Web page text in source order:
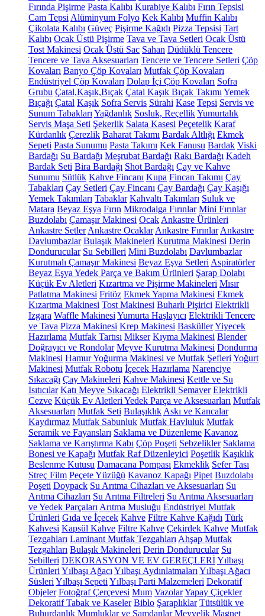
Fırında Pişirme Pasta Kalıbı Kurabiye Kalıbı Fırın Tepsisi
Cam Tepsi Alüminyum Folyo Kek Kalıbı Muffin Kalıbı
Çikolata Kalıbı Güveç Pişirme Kağıdı Pizza Tepsisi Tart
Kalıbı Ocak Üstü Pişirme Tava ve Tava Setleri Ocak Üstü
Tost Makinesi Ocak Üstü Sac Sahan Düdüklü Tencere
Tencere ve Tava Aksesuarları Tencere ve Tencere Setleri Çöp
Kovaları Banyo Çöp Kovaları Mutfak Çöp Kovaları
Endüstriyel Çöp Kovaları Dolap İçi Çöp Kovaları Sofra
Grubu Çatal,Kaşık,Bıçak Çatal Kaşık Bıçak Takımı Yemek
Bıçağı Çatal Kaşık Sofra Servis Sürahi Kase Tepsi Servis ve
Sunum Tabakları Yağdanlık Sosluk, ReçellikYumurtalık
Servis Maşa Seti Şekerlik Salata Kasesi Peçetelik Karaf
Kürdanlık Çerezlik Baharat Takımı Bardak Altlığı Ekmek
Sepeti Pasta Sunumu Pasta Takımı Kek Fanusu Bardak Viski
Bardağı Su Bardağı Meşrubat Bardağı Rakı Bardağı Kadeh
Bardak Seti Bira Bardağı Shot Bardağı Çay ve Kahve
Sunumu Sütlük Kahve Fincanı Kupa Fincan Takımı Çay
Tabakları Çay Setleri Çay Fincanı Çay Bardağı Çay Kaşığı
Yemek Takımları Tabaklar Kahvaltı Takımları Suluk ve
Matara Beyaz Eşya Fırın Mikrodalga Fırınlar Mini Fırınlar
Buzdolabı Çamaşır Makinesi Ocak Ankastre Ürünleri
Ankastre Setler Ankastre Ocaklar Ankastre Fırınlar Ankastre
Davlumbazlar Bulaşık Makineleri Kurutma Makinesi Derin
Dondurucular Su Sebilleri Mini Buzdolabı Davlumbazlar
Kurutmalı Çamaşır Makinesi Beyaz Eşya Setleri Aspiratörler
Beyaz Eşya Yedek Parça ve Bakım Ürünleri Şarap Dolabı
Küçük Ev Aletleri Kızartma ve Pişirme Makineleri Mısır
Patlatma Makinesi Fritöz Ekmek Yapma Makinesi Ekmek
Kızartma Makinesi Tost Makinesi Buharlı Pişirici Elektrikli
Izgara Waffle Makinesi Yumurta Haşlayıcı Elektrikli Tencere
ve Tava Pizza Makinesi Krep Makinesi BasküllerYiyecek
Hazırlama Mutfak Tartısı Mikser Kıyma Makinesi Blender
Doğrayıcı ve Rondolar Meyve Kurutma Makinesi Dondurma
Makinesi Hamur Yoğurma Makinesi ve Mutfak Şefleri Yoğurt
Makinesi Mutfak Robotu İçecek Hazırlama Narenciye
Sıkacağı Çay Makineleri Kahve Makinesi Kettle ve Su
Isıtıcılar Katı Meyve Sıkacağı Elektrikli Semaver Elektrikli
Cezve Küçük Ev Aletleri Yedek Parça ve Aksesuarları Mutfak
Aksesuarları Mutfak Seti Bulaşıklık Askı ve Kancalar
Kaydırmaz Mutfak Sabunluk Mutfak Havluluk Mutfak
Seramik ve Fayansları Saklama ve Düzenleme Kavanoz
Saklama ve Karıştırma Kabı Çöp Poşeti Sebzelikler Saklama
Bonesi ve Kapağı Mutfak Raf Düzenleyici Poşetlik Kaşıklık
Beslenme Kutusu Damacana Pompası Ekmeklik Sefer Tası
Streç Film Peçete Yüzüğü Kavanoz Kapağı Pipet Buzdolabı
Poşeti Doypack Su Arıtma Cihazları ve Aksesuarları Su
Arıtma Cihazları Su Arıtma Filtreleri Su Arıtma Aksesuarları
ve Yedek Parçaları Arıtma Musluğu Endüstriyel Mutfak
Ürünleri Gıda ve İçecek Kahve Filtre Kahve Kağıdı Türk
Kahvesi Kapsül Kahve Filtre Kahve Çekirdek Kahve Mutfak
Tezgahları Laminant Mutfak Tezgahları Ahşap Mutfak
Tezgahları Bulaşık Makineleri Derin Dondurucular Su
Sebilleri DEKORASYON VE EV GEREÇLERİYılbaşı
Ürünleri Yılbaşı Ağacı Yılbaşı Aydınlatmaları Yılbaşı Ağacı
Süsleri Yılbaşı Sepeti Yılbaşı Parti Malzemeleri Dekoratif
Objeler Fotoğraf Çerçevesi Mum VazolarYapay Çiçekler
Dekoratif Tabak ve Kaseler Biblo Şaraplıklar Tütsülük ve
Buhurdanlık Mumluklar ve Şamdanlar Meyvelik Magnet